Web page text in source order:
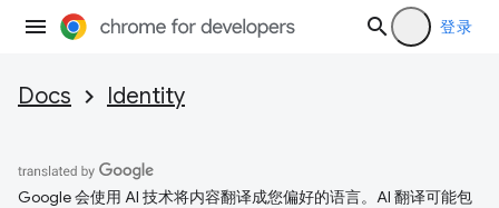
登录
Docs Identity
Google 会使用 AI 技术将内容翻译成您偏好的语言。AI 翻译可能包